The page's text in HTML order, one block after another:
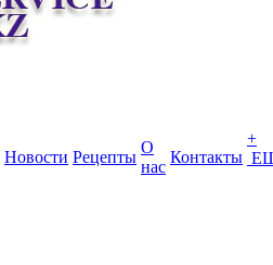
Новости Рецепты
О
нас
Контакты
+